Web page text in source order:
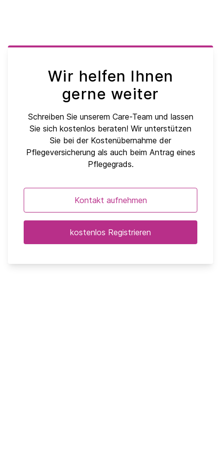
Wir helfen Ihnen
gerne weiter
Schreiben Sie unserem Care-Team und lassen
Sie sich kostenlos beraten! Wir unterstützen
Sie bei der Kostenübernahme der
Pflegeversicherung als auch beim Antrag eines
Pflegegrads.
Kontakt aufnehmen
kostenlos Registrieren